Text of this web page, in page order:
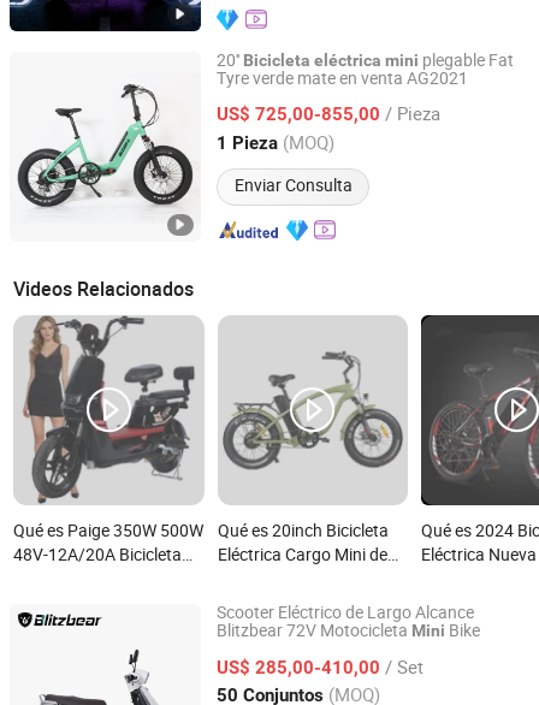
20'' Bicicleta eléctrica mini plegable Fat
Tyre verde mate en venta AG2021
US$ 725,00-855,00 / Pieza
1 Pieza (MOQ)
Enviar Consulta
Aigeni Technology Co., Ltd.
Jiangsu, China Desde 2021
Videos Relacionados
Qué es Paige 350W 500W
48V-12A/20A Bicicleta
de aluminio de alta
velocidades vehículo mini
Qué es 20inch Bicicleta
Eléctrica Cargo Mini de
Bicicleta Eléctrica Rápida
Qué es 2024
Eléctrica
Bicicleta
Venta
Scooter Eléctrico de Largo Alcance
Blitzbear 72V Motocicleta Mini Bike
US$ 285,00-410,00 / Set
50 Conjuntos (MOQ)
BLITZBEAR E MOTO CO., LTD.
Jiangsu, China Desde 2025